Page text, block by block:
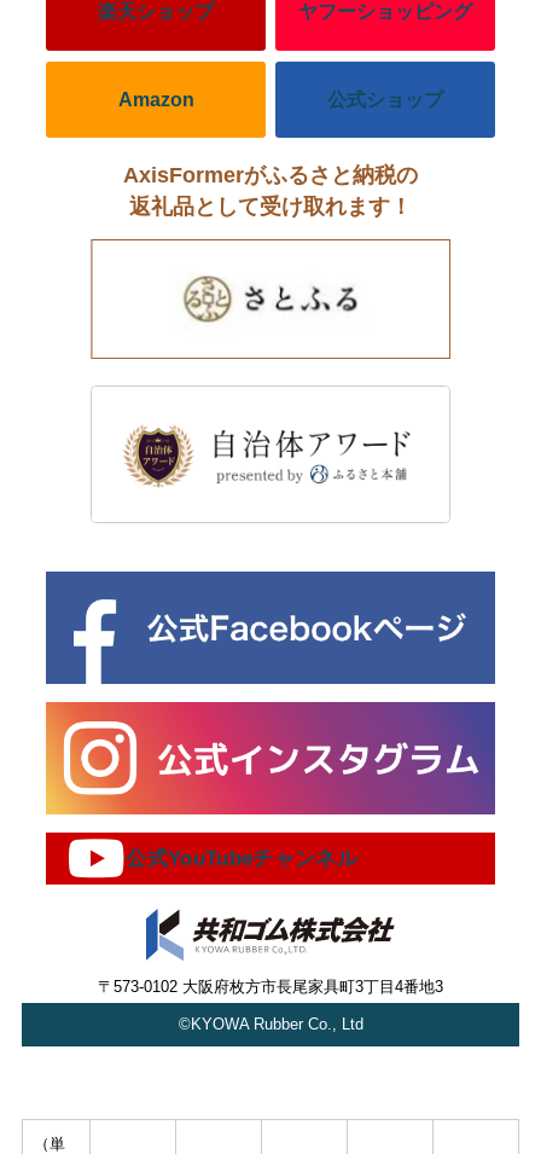
楽天ショップ ヤフーショッピング
Amazon 公式ショップ
AxisFormerがふるさと納税の
返礼品として受け取れます！
公式YouTubeチャンネル
〒573-0102 大阪府枚方市長尾家具町3丁目4番地3
©KYOWA Rubber Co., Ltd
（単